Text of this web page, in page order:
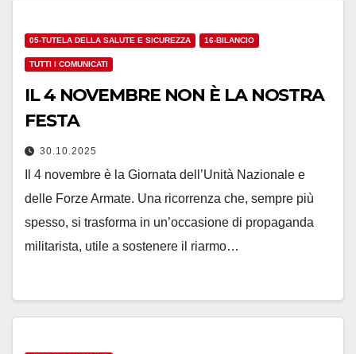
05-TUTELA DELLA SALUTE E SICUREZZA 16-BILANCIO
TUTTI I COMUNICATI
IL 4 NOVEMBRE NON È LA NOSTRA
FESTA
30.10.2025
Il 4 novembre è la Giornata dell’Unità Nazionale e
delle Forze Armate. Una ricorrenza che, sempre più
spesso, si trasforma in un’occasione di propaganda
militarista, utile a sostenere il riarmo…